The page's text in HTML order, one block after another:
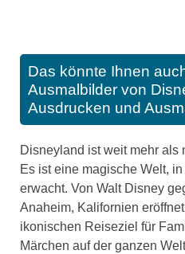
Das könnte Ihnen
Ausmalbilder von
Ausdrucken und
Disneyland ist weit mehr als
Es ist eine magische Welt,
erwacht. Von Walt Disney
Anaheim, Kalifornien
ikonischen Reiseziel für
Märchen auf der ganzen